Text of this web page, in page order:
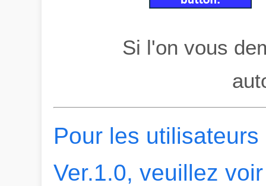
Si l'on vous
Pour les
Ver.1.0, veuillez